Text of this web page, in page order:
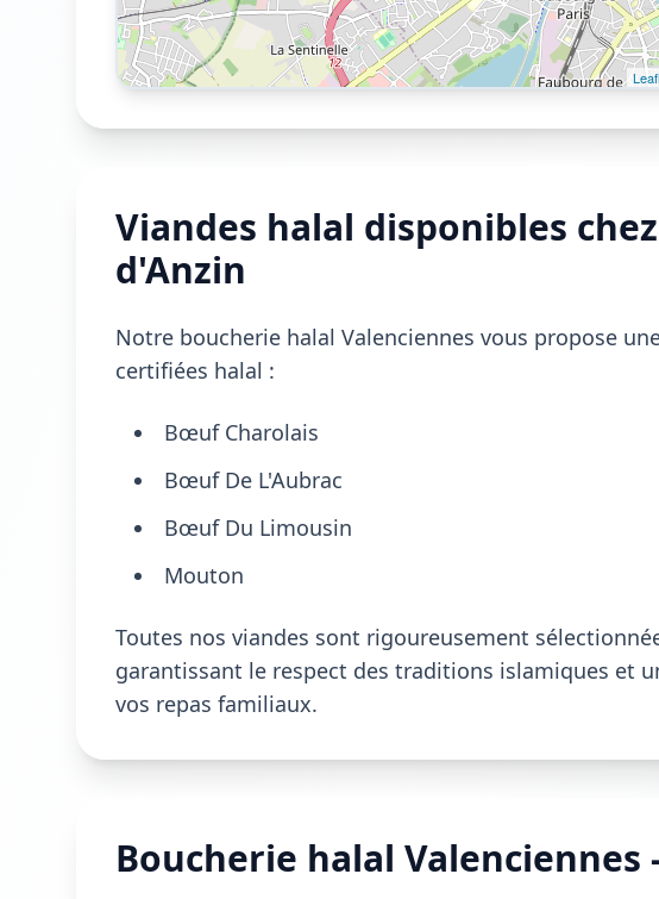
Viandes halal disponibles
d'Anzin
Notre boucherie halal Valenciennes vous propose
certifiées halal :
Bœuf Charolais
Bœuf De L'Aubrac
Bœuf Du Limousin
Mouton
Toutes nos viandes sont rigoureusement
garantissant le respect des traditions islamiques et
vos repas familiaux.
Boucherie halal Valenciennes